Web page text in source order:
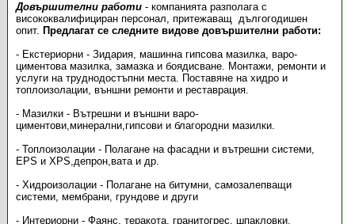
Довършителни работи- компанията разполага с
висококвалифициран персонал, притежаващ дългогодишен
опит. Предлагат се следните видове довършителни работи:
- Екстериорни - Зидария, машинна гипсова мазилка, варо-
циментова мазилка, замазка и боядисване. Монтажи, ремонти и
услуги на труднодостъпни места. Поставяне на хидро и
топлоизолации, външни ремонти и реставрация.
- Мазилки - Вътрешни и външни варо-
циментови,минерални,гипсови и благородни мазилки.
- Топлоизолации - Полагане на фасадни и вътрешни системи,
EPS и XPS,депрон,вата и др.
- Хидроизолации - Полагане на битумни, самозалепващи
системи, мембрани, грундове и други
- Интериорни - Фаянс, теракота, гранитогрес, шпакловки,